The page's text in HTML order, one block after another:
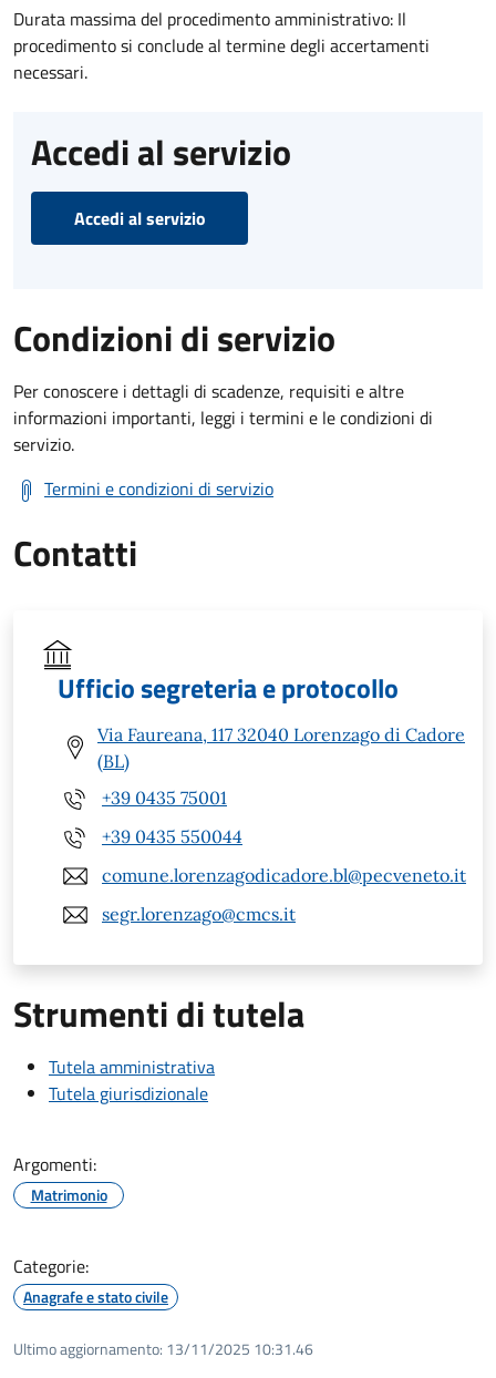
Durata massima del procedimento amministrativo: Il
procedimento si conclude al termine degli accertamenti
necessari.
Accedi al servizio
Accedi al servizio
Condizioni di servizio
Per conoscere i dettagli di scadenze, requisiti e altre
informazioni importanti, leggi i termini e le condizioni di
servizio.
Termini e condizioni di servizio
Contatti
Ufficio segreteria e protocollo
Via Faureana, 117 32040 Lorenzago di Cadore
(BL)
+39 0435 75001
+39 0435 550044
comune.lorenzagodicadore.bl@pecveneto.it
segr.lorenzago@cmcs.it
Strumenti di tutela
Tutela amministrativa
Tutela giurisdizionale
Argomenti:
Matrimonio
Categorie:
Anagrafe e stato civile
Ultimo aggiornamento: 13/11/2025 10:31.46